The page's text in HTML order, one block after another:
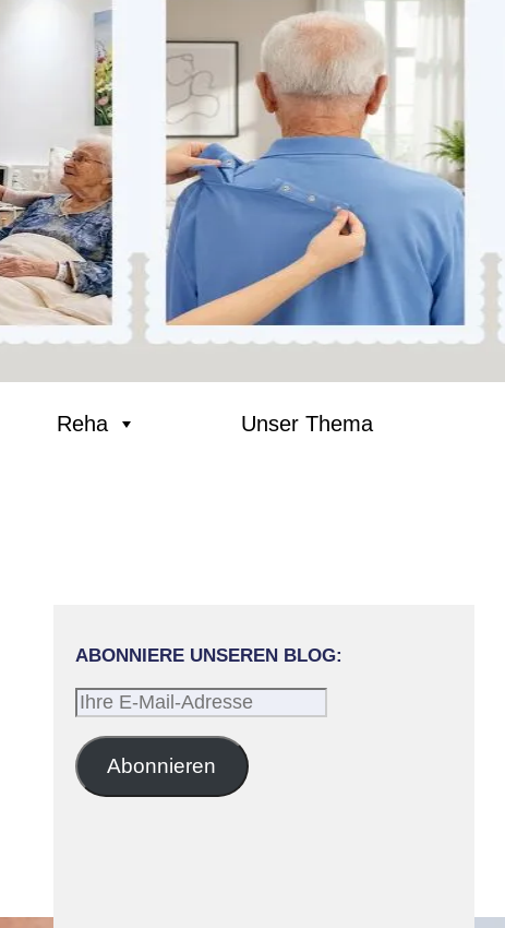
Reha Unser Thema
ABONNIERE UNSEREN BLOG:
Ihre
Mail-
Adresse
Abonnieren